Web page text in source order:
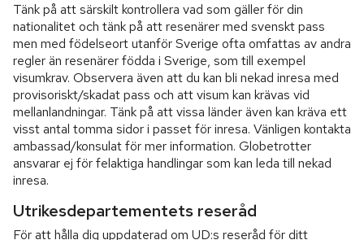
Tänk på att särskilt kontrollera vad som gäller för din
nationalitet och tänk på att resenärer med svenskt pass
men med födelseort utanför Sverige ofta omfattas av andra
regler än resenärer födda i Sverige, som till exempel
visumkrav. Observera även att du kan bli nekad inresa med
provisoriskt/skadat pass och att visum kan krävas vid
mellanlandningar. Tänk på att vissa länder även kan kräva ett
visst antal tomma sidor i passet för inresa. Vänligen kontakta
ambassad/konsulat för mer information. Globetrotter
ansvarar ej för felaktiga handlingar som kan leda till nekad
inresa.
Utrikesdepartementets reseråd
För att hålla dig uppdaterad om UD:s reseråd för ditt